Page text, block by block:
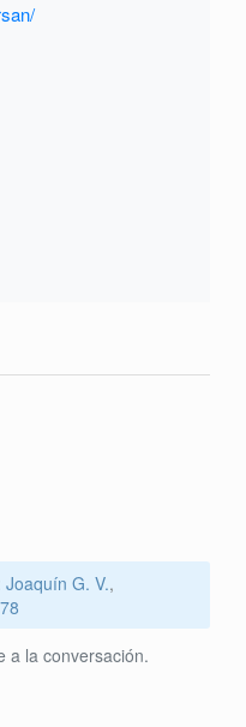
Joaquín G. V.,
a la conversación.